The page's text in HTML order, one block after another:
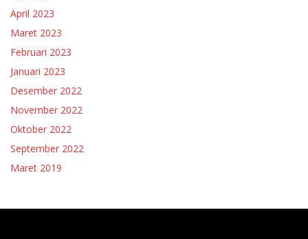
April 2023
Maret 2023
Februari 2023
Januari 2023
Desember 2022
November 2022
Oktober 2022
September 2022
Maret 2019